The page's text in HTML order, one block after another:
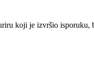
koji je izvršio isporuku,